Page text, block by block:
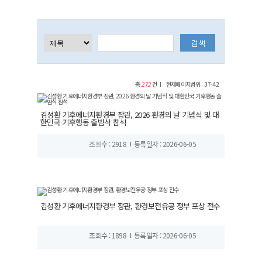
총272건 현재페이지범위 : 37-42
김성환 기후에너지환경부 장관, 2026 환경의 날 기념식 및 대
한민국 기후행동 출범식 참석
조회수 : 2918 등록일자 : 2026-06-05
김성환 기후에너지환경부 장관, 환경보전유공 정부 포상 전수
조회수 : 1898 등록일자 : 2026-06-05